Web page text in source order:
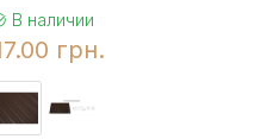
В наличии
грн.